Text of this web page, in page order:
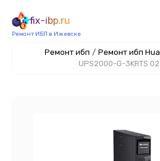
fix-ibp.ru
Ремонт ИБП в Ижевске
Ремонт ибп / Ремонт ибп
UPS2000-G-3KRTS